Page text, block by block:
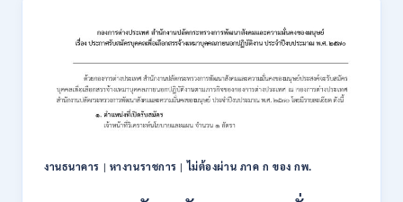
สมัคร
ONLINE
–
31
สิงหาคม
รับ
สมัคร
สอบ
แข่งขัน
เพื่อ
บรรจุ
ตั้ง
งานธนาคาร | หางานราชการ |ไม่ต้องผ่าน ภาค ก ของ กพ.